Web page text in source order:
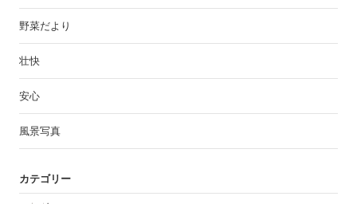
野菜だより
壮快
安心
風景写真
カテゴリー